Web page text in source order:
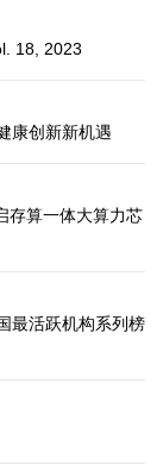
18, 2023
康创新新机遇
存算一体大算力芯
最活跃机构系列榜